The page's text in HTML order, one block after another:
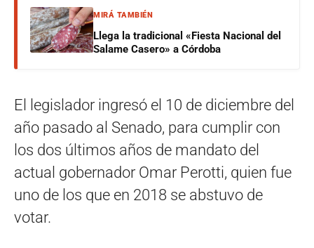
MIRÁ TAMBIÉN
Llega la tradicional «Fiesta Nacional del
Salame Casero» a Córdoba
El legislador ingresó el 10 de diciembre del
año pasado al Senado, para cumplir con
los dos últimos años de mandato del
actual gobernador Omar Perotti, quien fue
uno de los que en 2018 se abstuvo de
votar.